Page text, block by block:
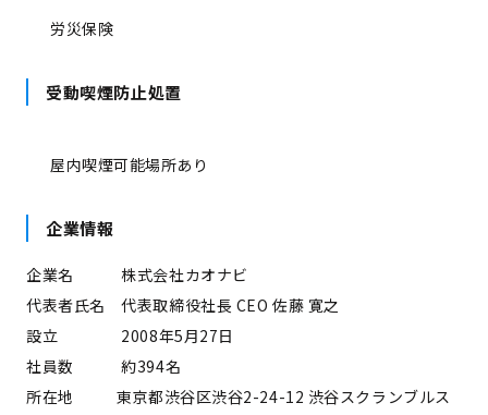
労災保険
受動喫煙防止処置
屋内喫煙可能場所あり
企業情報
企業名 株式会社カオナビ
代表者氏名 代表取締役社長 CEO 佐藤 寛之
設立 2008年5月27日
社員数 約394名
所在地 東京都渋谷区渋谷2-24-12 渋谷スクランブルス